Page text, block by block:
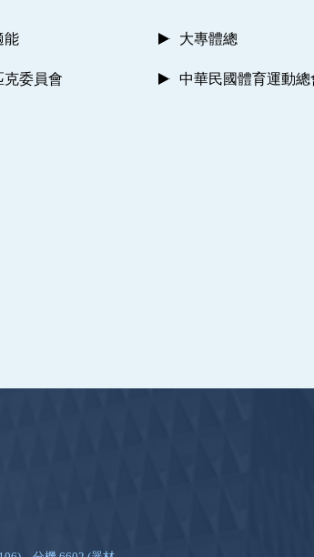
能 大專體總
委員會
中華民國體育運動總